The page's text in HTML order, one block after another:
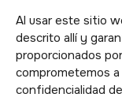
Al usar este sitio
descrito allí y
proporcionados
comprometemos a
confidencialidad